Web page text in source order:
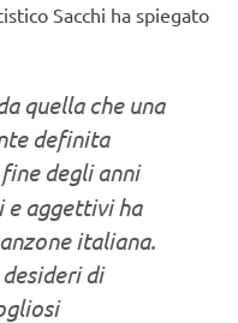
Sacchi ha spiegato
quella che una
definita
degli anni
e aggettivi ha
italiana.
di